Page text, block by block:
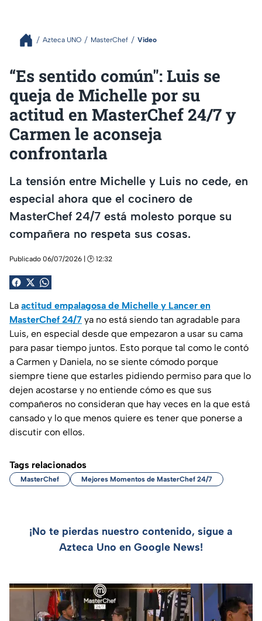
Azteca UNO MasterChef Video
“Es sentido común": Luis se
queja de Michelle por su
actitud en MasterChef 24/7 y
Carmen le aconseja
confrontarla
La tensión entre Michelle y Luis no cede, en
especial ahora que el cocinero de
MasterChef 24/7 está molesto porque su
compañera no respeta sus cosas.
Publicado 06/07/2026 | 🕑 12:32
La actitud empalagosa de Michelle y Lancer en
MasterChef 24/7 ya no está siendo tan agradable para
Luis, en especial desde que empezaron a usar su cama
para pasar tiempo juntos. Esto porque tal como le contó
a Carmen y Daniela, no se siente cómodo porque
siempre tiene que estarles pidiendo permiso para que lo
dejen acostarse y no entiende cómo es que sus
compañeros no consideran que hay veces en la que está
cansado y lo que menos quiere es tener que ponerse a
discutir con ellos.
Tags relacionados
MasterChef Mejores Momentos de MasterChef 24/7
¡No te pierdas nuestro contenido, sigue a
Azteca Uno en Google News!